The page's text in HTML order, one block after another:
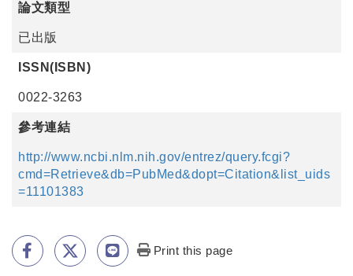
論文類型
已出版
ISSN(ISBN)
0022-3263
參考連結
http://www.ncbi.nlm.nih.gov/entrez/query.fcgi?
cmd=Retrieve&db=PubMed&dopt=Citation&list_uids
=11101383
Print this page